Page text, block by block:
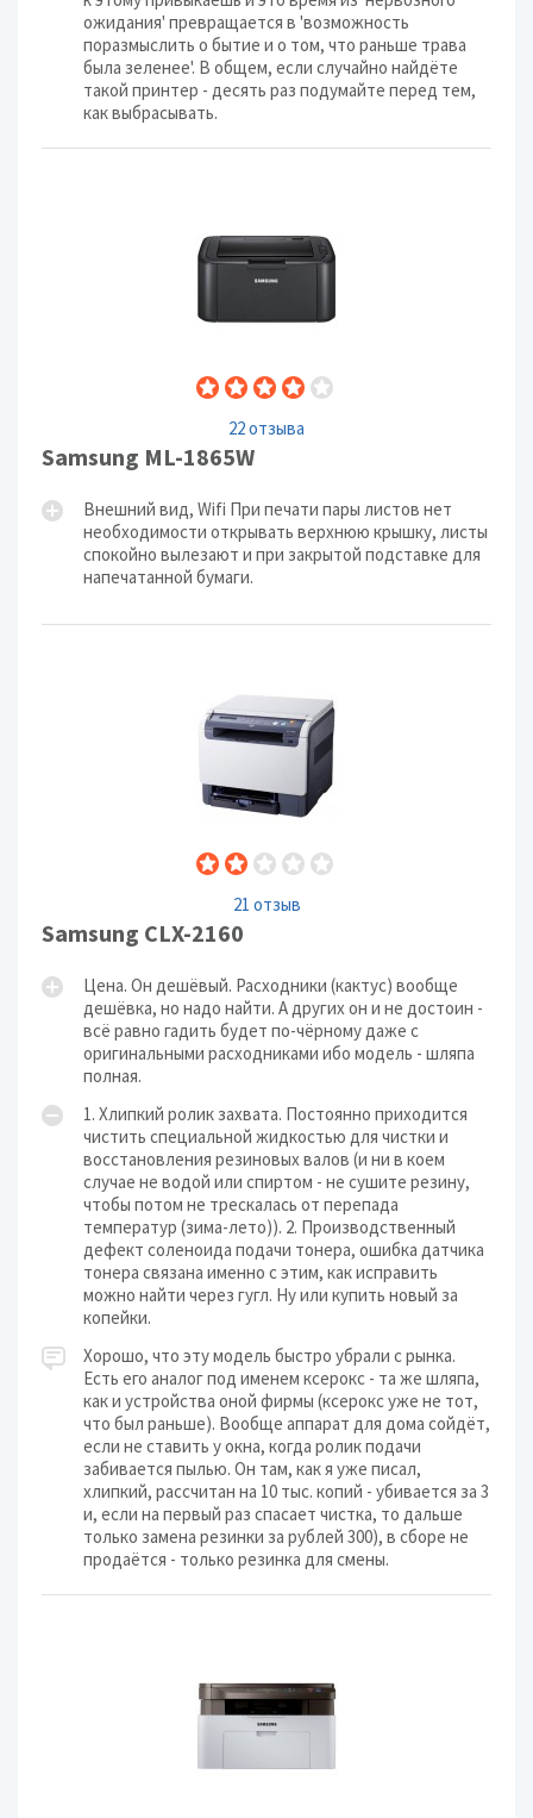
ожидания' превращается в 'возможность
поразмыслить о бытие и о том, что раньше трава
была зеленее'. В общем, если случайно найдёте
такой принтер - десять раз подумайте перед тем,
как выбрасывать.
22 отзыва
Samsung ML-1865W
Внешний вид, Wifi При печати пары листов нет
необходимости открывать верхнюю крышку, листы
спокойно вылезают и при закрытой подставке для
напечатанной бумаги.
21 отзыв
Samsung CLX-2160
Цена. Он дешёвый. Расходники (кактус) вообще
дешёвка, но надо найти. А других он и не достоин -
всё равно гадить будет по-чёрному даже с
оригинальными расходниками ибо модель - шляпа
полная.
1. Хлипкий ролик захвата. Постоянно приходится
чистить специальной жидкостью для чистки и
восстановления резиновых валов (и ни в коем
случае не водой или спиртом - не сушите резину,
чтобы потом не трескалась от перепада
температур (зима-лето)). 2. Производственный
дефект соленоида подачи тонера, ошибка датчика
тонера связана именно с этим, как исправить
можно найти через гугл. Ну или купить новый за
копейки.
Хорошо, что эту модель быстро убрали с рынка.
Есть его аналог под именем ксерокс - та же шляпа,
как и устройства оной фирмы (ксерокс уже не тот,
что был раньше). Вообще аппарат для дома сойдёт,
если не ставить у окна, когда ролик подачи
забивается пылью. Он там, как я уже писал,
хлипкий, рассчитан на 10 тыс. копий - убивается за 3
и, если на первый раз спасает чистка, то дальше
только замена резинки за рублей 300), в сборе не
продаётся - только резинка для смены.